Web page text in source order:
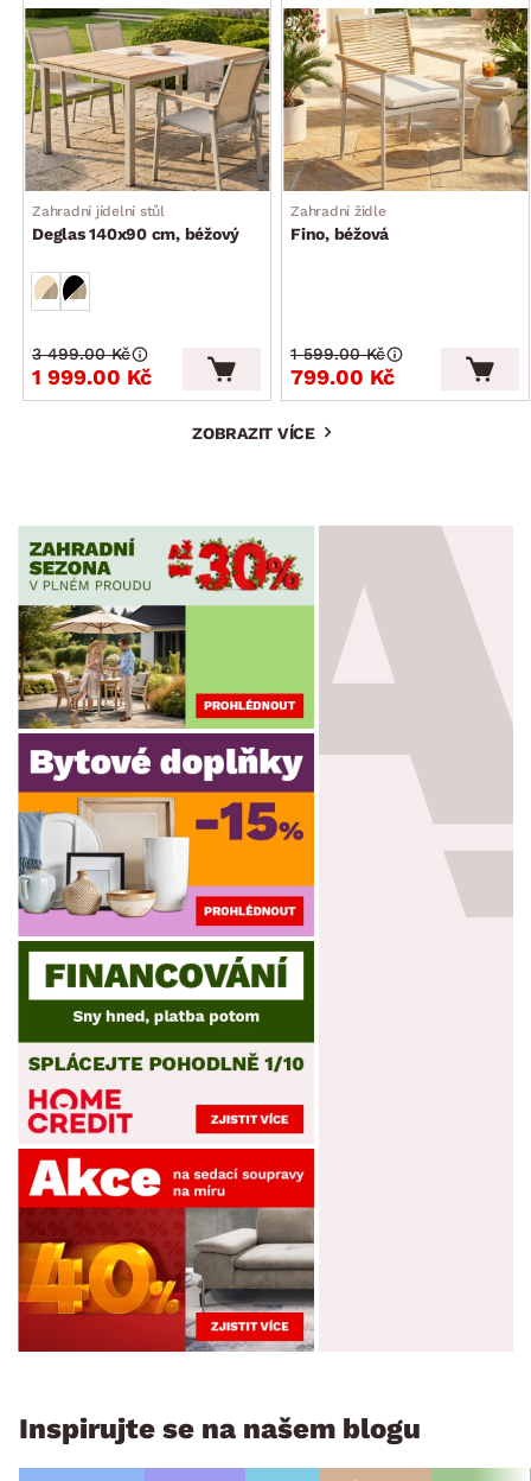
Zahradní jídelní stůl
Deglas 140x90 cm, béžový
1 999.00 Kč
3 499.00 Kč
Zahradní židle
Fino, béžová
799.00 Kč
1 599.00 Kč
ZOBRAZIT VÍCE
Inspirujte se na našem blogu